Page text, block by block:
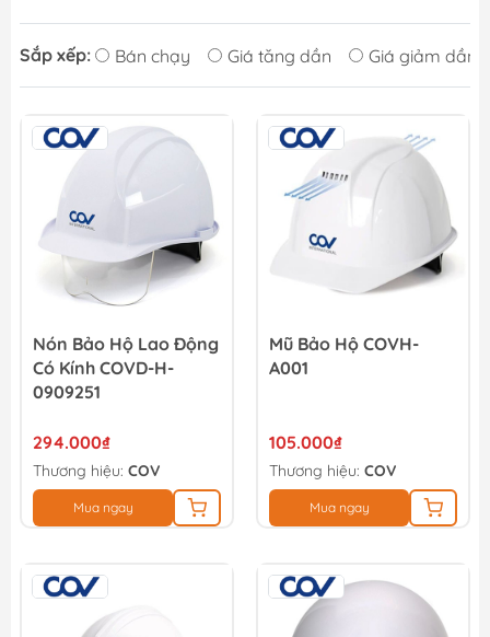
Sắp xếp: Bán chạy Giá tăng dần Giá giảm dần
Nón Bảo Hộ Lao Động
Có Kính COVD-H-
0909251
294.000₫
Thương hiệu: COV
Mua ngay
Mũ Bảo Hộ COVH-
A001
105.000₫
Thương hiệu: COV
Mua ngay